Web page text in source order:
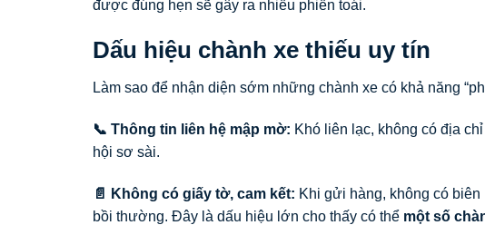
được đúng hẹn sẽ gây ra nhiều phiền toái.
Dấu hiệu chành xe thiếu uy tín
Làm sao để nhận diện sớm những chành xe có khả năng
📞 Thông tin liên hệ mập mờ: Khó liên lạc, không có địa
hội sơ sài.
📄 Không có giấy tờ, cam kết: Khi gửi hàng, không có
bồi thường. Đây là dấu hiệu lớn cho thấy có thể một số